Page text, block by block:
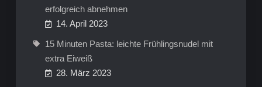
erfolgreich abnehmen
14. April 2023
15 Minuten Pasta: leichte Frühlingsnudel mit
extra Eiweiß
28. März 2023